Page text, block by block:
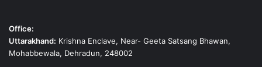
Office:
Uttarakhand: Krishna Enclave, Near- Geeta Satsang Bhawan,
Mohabbewala, Dehradun, 248002